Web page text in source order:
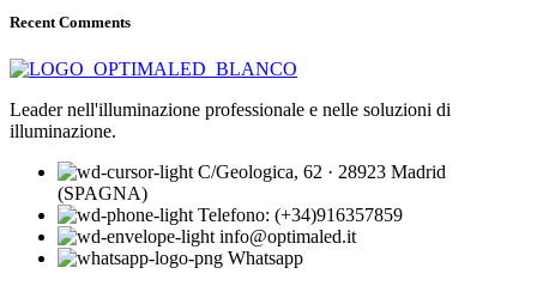
Recent Comments
Leader nell'illuminazione professionale e nelle soluzioni di
illuminazione.
C/Geologica, 62 · 28923 Madrid
(SPAGNA)
Telefono: (+34)916357859
info@optimaled.it
Whatsapp